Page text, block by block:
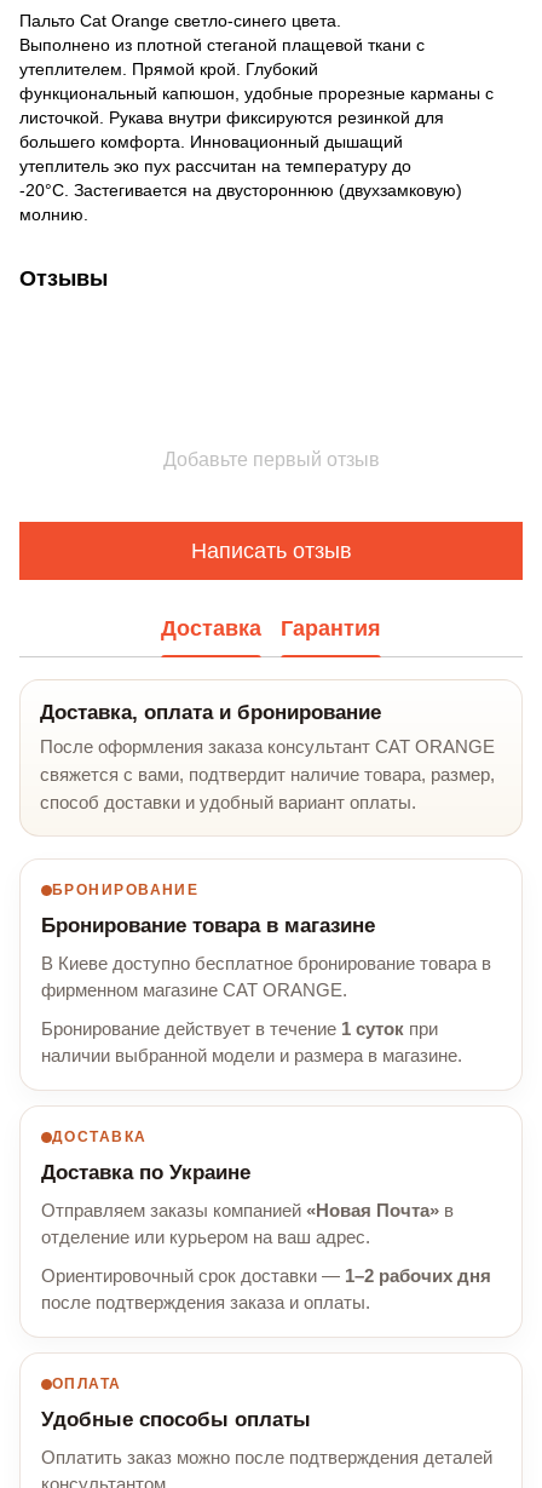
Пальто Cat Orange светло-синего цвета.
Выполнено из плотной стеганой плащевой ткани с
утеплителем. Прямой крой. Глубокий
функциональный капюшон, удобные прорезные карманы с
листочкой. Рукава внутри фиксируются резинкой для
большего комфорта. Инновационный дышащий
утеплитель эко пух рассчитан на температуру до
-20°C. Застегивается на двустороннюю (двухзамковую)
молнию.
Отзывы
Добавьте первый отзыв
Написать отзыв
Доставка Гарантия
Доставка, оплата и бронирование
После оформления заказа консультант CAT ORANGE
свяжется с вами, подтвердит наличие товара, размер,
способ доставки и удобный вариант оплаты.
БРОНИРОВАНИЕ
Бронирование товара в магазине
В Киеве доступно бесплатное бронирование товара в
фирменном магазине CAT ORANGE.
Бронирование действует в течение 1 суток при
наличии выбранной модели и размера в магазине.
ДОСТАВКА
Доставка по Украине
Отправляем заказы компанией «Новая Почта» в
отделение или курьером на ваш адрес.
Ориентировочный срок доставки — 1–2 рабочих дня
после подтверждения заказа и оплаты.
ОПЛАТА
Удобные способы оплаты
Оплатить заказ можно после подтверждения деталей